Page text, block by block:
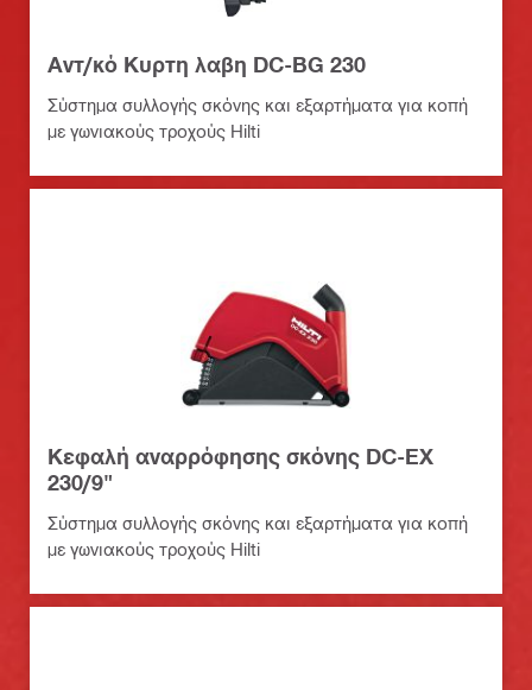
Αντ/κό Κυρτη λαβη DC-BG 230
Σύστημα συλλογής σκόνης και εξαρτήματα για κοπή
με γωνιακούς τροχούς Hilti
Κεφαλή αναρρόφησης σκόνης DC-EX
230/9"
Σύστημα συλλογής σκόνης και εξαρτήματα για κοπή
με γωνιακούς τροχούς Hilti